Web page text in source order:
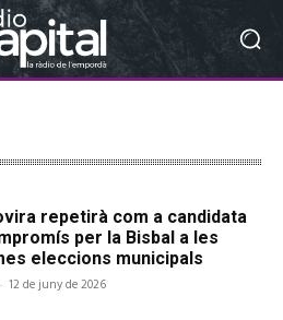
repetirà com a candidata
per la Bisbal a les
eleccions municipals
- 12 de juny de 2026